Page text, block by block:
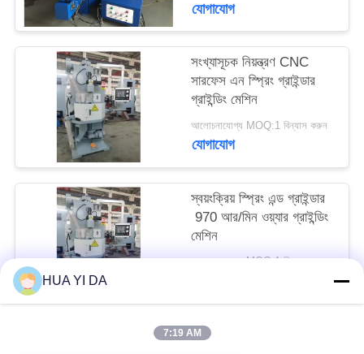
PRIVACY
POLICY
যোগাযোগ
সংখ্যাসূচক নিয়ন্ত্রণ CNC
সারফেস এন স্প্রিং গ্রাইন্ডার
গ্রাইন্ডিং মেশিন
আলোচনাযোগ্য MOQ:1 বিন্যাস করুন
যোগাযোগ
স্বয়ংক্রিয় স্প্রিং এন্ড গ্রাইন্ডার
970 আর/মিন ওয়্যার গ্রাইন্ডিং
মেশিন
আলোচনাযোগ্য MOQ:1 বিন্যাস করুন
HUA YI DA
7:19 AM